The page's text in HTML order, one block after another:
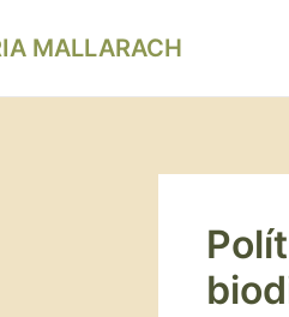
MALLARACHd'entrades